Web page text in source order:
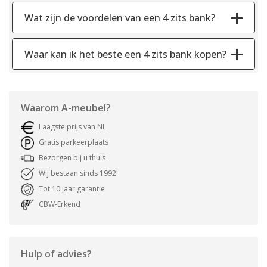
Wat zijn de voordelen van een 4 zits bank?
Waar kan ik het beste een 4 zits bank kopen?
Waarom A-meubel?
Laagste prijs van NL
Gratis parkeerplaats
Bezorgen bij u thuis
Wij bestaan sinds 1992!
Tot 10 jaar garantie
CBW-Erkend
Hulp of advies?